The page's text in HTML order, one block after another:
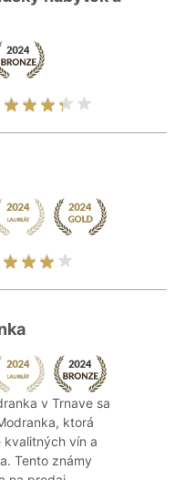
v Trnave sa
ktorá
kvalitných vín a
Tento známy